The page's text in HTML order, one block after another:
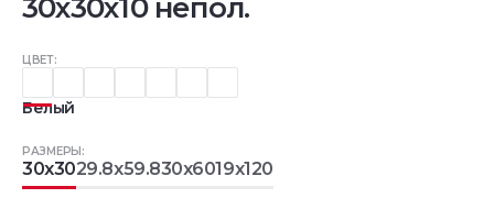
30x30x10 непол.
ЦВЕТ:
Белый
РАЗМЕРЫ:
30x3029.8x59.830x6019x120